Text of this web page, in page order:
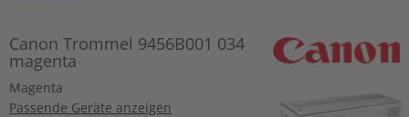
Canon Trommel 9456B001 034
magenta
Magenta
Passende Geräte anzeigen